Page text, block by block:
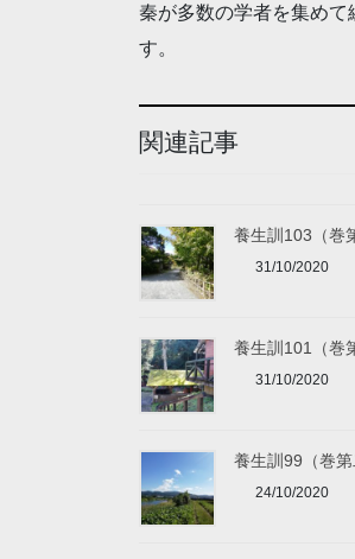
秦が多数の学者を集め
す。
関連記事
養生訓103（巻
31/10/2020
養生訓101（巻
31/10/2020
養生訓99（巻第
24/10/2020